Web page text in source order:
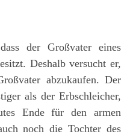
der Großvater eines
Deshalb versucht er,
abzukaufen. Der
als der Erbschleicher,
Ende für den armen
noch die Tochter des